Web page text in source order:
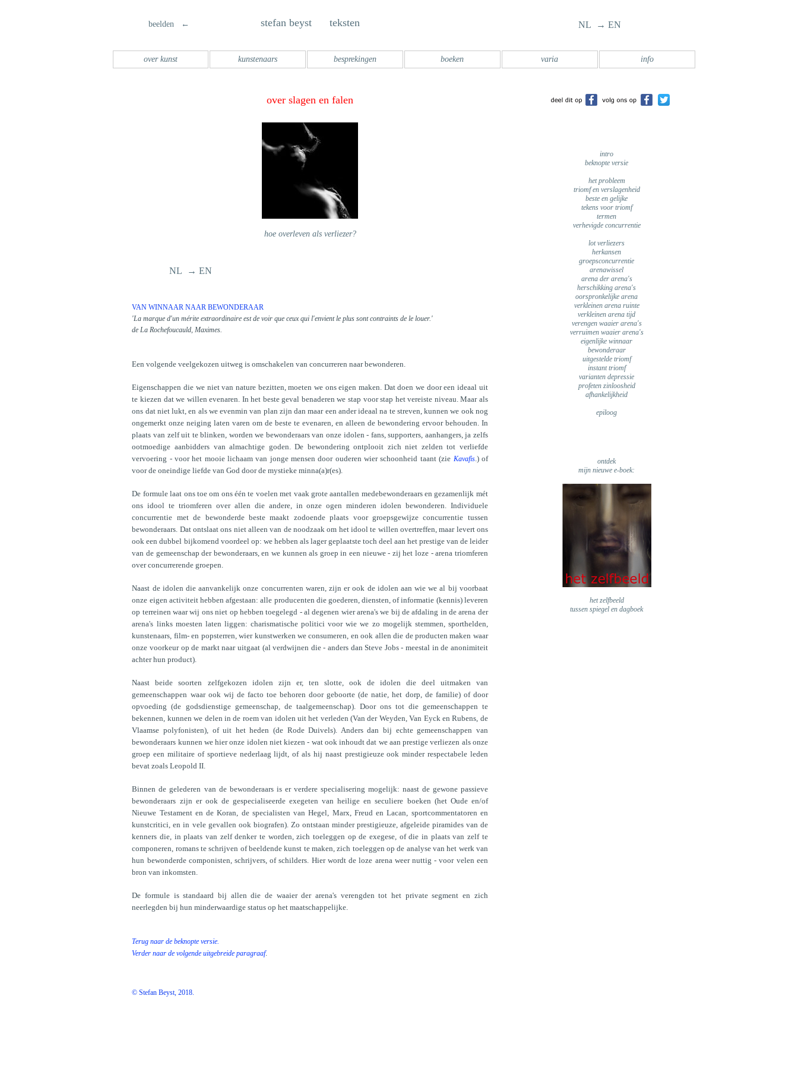
NL → EN
stefan beyst teksten
beelden ←
info
varia
boeken
besprekingen
kunstenaars
over kunst
over slagen en falen
hoe overleven als verliezer?
NL → EN
VAN WINNAAR NAAR BEWONDERAAR
'La marque d'un mérite extraordinaire est de voir que ceux qui l'envient le plus sont contraints de le louer.'
de La Rochefoucauld, Maximes.
Een volgende veelgekozen uitweg is omschakelen van concurreren naar bewonderen.
Eigenschappen die we niet van nature bezitten, moeten we ons eigen maken. Dat doen we door een ideaal uit
te kiezen dat we willen evenaren. In het beste geval benaderen we stap voor stap het vereiste niveau. Maar als
ons dat niet lukt, en als we evenmin van plan zijn dan maar een ander ideaal na te streven, kunnen we ook nog
ongemerkt onze neiging laten varen om de beste te evenaren, en alleen de bewondering ervoor behouden. In
plaats van zelf uit te blinken, worden we bewonderaars van onze idolen - fans, supporters, aanhangers, ja zelfs
ootmoedige aanbidders van almachtige goden. De bewondering ontplooit zich niet zelden tot verliefde
vervoering - voor het mooie lichaam van jonge mensen door ouderen wier schoonheid taant (zie Kavafis.) of
voor de oneindige liefde van God door de mystieke minna(a)r(es).
De formule laat ons toe om ons één te voelen met vaak grote aantallen medebewonderaars en gezamenlijk mét
ons idool te triomferen over allen die andere, in onze ogen minderen idolen bewonderen. Individuele
concurrentie met de bewonderde beste maakt zodoende plaats voor groepsgewijze concurrentie tussen
bewonderaars. Dat ontslaat ons niet alleen van de noodzaak om het idool te willen overtreffen, maar levert ons
ook een dubbel bijkomend voordeel op: we hebben als lager geplaatste toch deel aan het prestige van de leider
van de gemeenschap der bewonderaars, en we kunnen als groep in een nieuwe - zij het loze - arena triomferen
over concurrerende groepen.
Naast de idolen die aanvankelijk onze concurrenten waren, zijn er ook de idolen aan wie we al bij voorbaat
onze eigen activiteit hebben afgestaan: alle producenten die goederen, diensten, of informatie (kennis) leveren
op terreinen waar wij ons niet op hebben toegelegd - al degenen wier arena's we bij de afdaling in de arena der
arena's links moesten laten liggen: charismatische politici voor wie we zo mogelijk stemmen, sporthelden,
kunstenaars, film- en popsterren, wier kunstwerken we consumeren, en ook allen die de producten maken waar
onze voorkeur op de markt naar uitgaat (al verdwijnen die - anders dan Steve Jobs - meestal in de anonimiteit
achter hun product).
Naast beide soorten zelfgekozen idolen zijn er, ten slotte, ook de idolen die deel uitmaken van
gemeenschappen waar ook wij de facto toe behoren door geboorte (de natie, het dorp, de familie) of door
opvoeding (de godsdienstige gemeenschap, de taalgemeenschap). Door ons tot die gemeenschappen te
bekennen, kunnen we delen in de roem van idolen uit het verleden (Van der Weyden, Van Eyck en Rubens, de
Vlaamse polyfonisten), of uit het heden (de Rode Duivels). Anders dan bij echte gemeenschappen van
bewonderaars kunnen we hier onze idolen niet kiezen - wat ook inhoudt dat we aan prestige verliezen als onze
groep een militaire of sportieve nederlaag lijdt, of als hij naast prestigieuze ook minder respectabele leden
bevat zoals Leopold II.
Binnen de gelederen van de bewonderaars is er verdere specialisering mogelijk: naast de gewone passieve
bewonderaars zijn er ook de gespecialiseerde exegeten van heilige en seculiere boeken (het Oude en/of
Nieuwe Testament en de Koran, de specialisten van Hegel, Marx, Freud en Lacan, sportcommentatoren en
kunstcritici, en in vele gevallen ook biografen). Zo ontstaan minder prestigieuze, afgeleide piramides van de
kenners die, in plaats van zelf denker te worden, zich toeleggen op de exegese, of die in plaats van zelf te
componeren, romans te schrijven of beeldende kunst te maken, zich toeleggen op de analyse van het werk van
hun bewonderde componisten, schrijvers, of schilders. Hier wordt de loze arena weer nuttig - voor velen een
bron van inkomsten.
De formule is standaard bij allen die de waaier der arena's verengden tot het private segment en zich
neerlegden bij hun minderwaardige status op het maatschappelijke.
Terug naar de beknopte versie.
Verder naar de volgende uitgebreide paragraaf.
© Stefan Beyst, 2018.
intro
beknopte versie
het probleem
triomf en verslagenheid
beste en gelijke
tekens voor triomf
termen
verhevigde concurrentie
lot verliezers
herkansen
groepsconcurrentie
arenawissel
arena der arena's
herschikking arena's
oorspronkelijke arena
verkleinen arena ruinte
verkleinen arena tijd
verengen waaier arena's
verruimen waaier arena's
eigenlijke winnaar
bewonderaar
uitgestelde triomf
instant triomf
varianten depressie
profeten zinloosheid
afhankelijkheid
epiloog
ontdek
mijn nieuwe e-boek:
het zelfbeeld
tussen spiegel en dagboek